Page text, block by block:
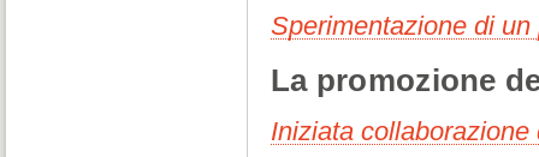
Sperimentazione di
La promozione
Iniziata